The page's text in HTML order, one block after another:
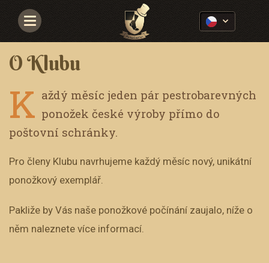
Navigace
O Klubu
K aždý měsíc jeden pár pestrobarevných
ponožek české výroby přímo do
poštovní schránky.
Pro členy Klubu navrhujeme každý měsíc nový, unikátní
ponožkový exemplář.
Pakliže by Vás naše ponožkové počínání zaujalo, níže o
něm naleznete více informací.